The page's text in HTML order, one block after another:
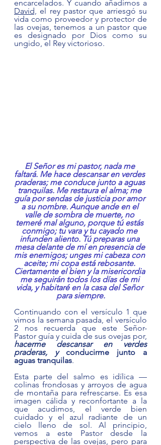
David, el rey pastor que arriesgó su
vida como proveedor y protector de
las ovejas, tenemos a un pastor que
es designado por Dios como su
ungido, el Rey victorioso.
El Señor es mi pastor, nada me
faltará. Me hace descansar en verdes
praderas; me conduce junto a aguas
tranquilas. Me restaura el alma; me
guía por sendas de justicia por amor
a su nombre. Aunque ande en el
valle de sombra de muerte, no
temeré mal alguno, porque tú estás
conmigo; tu vara y tu cayado me
infunden aliento. Tú preparas una
mesa delante de mí en presencia de
mis enemigos; unges mi cabeza con
aceite; mi copa está rebosante.
Ciertamente el bien y la misericordia
me seguirán todos los días de mi
vida, y habitaré en la casa del Señor
para siempre.
Continuando con el versículo 1 que
vimos la semana pasada, el versículo
2 nos recuerda que este Señor-
hacerme descansar en verdes
praderas, y conducirme junto a
aguas tranquilas.
Esta parte del salmo es idílica —
colinas frondosas y arroyos de agua
de montaña para refrescarse. Es esa
imagen cálida y reconfortante a la
que acudimos, el verde bien
cuidado y el azul radiante de un
cielo lleno de sol. Al principio,
vemos a este Pastor desde la
perspectiva de las ovejas, pero para